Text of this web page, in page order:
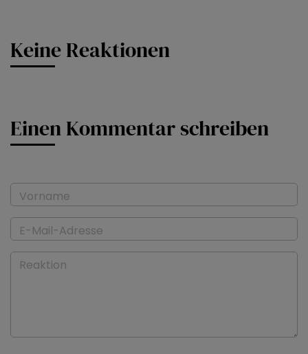
Keine Reaktionen
Einen Kommentar schreiben
Vorname
E-Mail-Adresse
Reaktion